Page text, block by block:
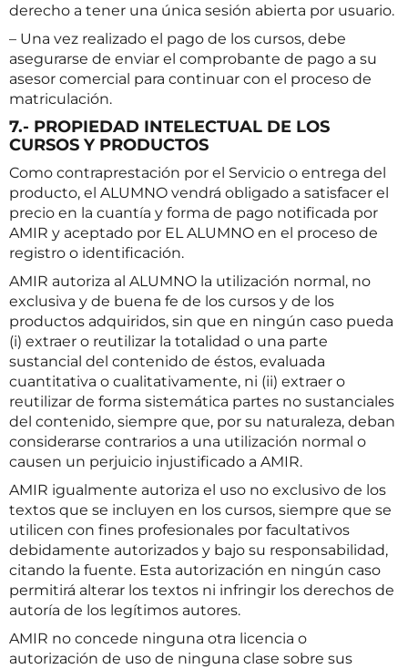
derecho a tener una única sesión abierta por usuario.
– Una vez realizado el pago de los cursos, debe
asegurarse de enviar el comprobante de pago a su
asesor comercial para continuar con el proceso de
matriculación.
7.- PROPIEDAD INTELECTUAL DE LOS
CURSOS Y PRODUCTOS
Como contraprestación por el Servicio o entrega del
producto, el ALUMNO vendrá obligado a satisfacer el
precio en la cuantía y forma de pago notificada por
AMIR y aceptado por EL ALUMNO en el proceso de
registro o identificación.
AMIR autoriza al ALUMNO la utilización normal, no
exclusiva y de buena fe de los cursos y de los
productos adquiridos, sin que en ningún caso pueda
(i) extraer o reutilizar la totalidad o una parte
sustancial del contenido de éstos, evaluada
cuantitativa o cualitativamente, ni (ii) extraer o
reutilizar de forma sistemática partes no sustanciales
del contenido, siempre que, por su naturaleza, deban
considerarse contrarios a una utilización normal o
causen un perjuicio injustificado a AMIR.
AMIR igualmente autoriza el uso no exclusivo de los
textos que se incluyen en los cursos, siempre que se
utilicen con fines profesionales por facultativos
debidamente autorizados y bajo su responsabilidad,
citando la fuente. Esta autorización en ningún caso
permitirá alterar los textos ni infringir los derechos de
autoría de los legítimos autores.
AMIR no concede ninguna otra licencia o
autorización de uso de ninguna clase sobre sus